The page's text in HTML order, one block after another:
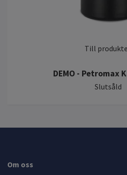
Till
DEMO - Petromax
Slutsåld
Om oss